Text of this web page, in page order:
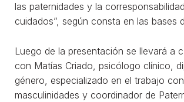
las paternidades y la
cuidados”, según consta en las bases
Luego de la presentación se llevará a
con Matías Criado, psicólogo clínico,
género, especializado en el trabajo con
masculinidades y coordinador de